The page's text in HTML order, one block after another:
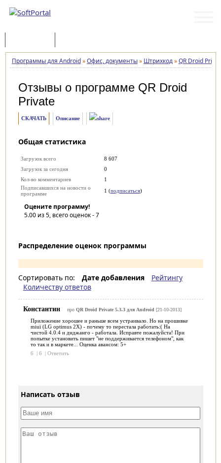
Программы для Android»Офис, документы» Штрихкод»QR Droid
Отзывы о программе QR Droid
Private
СКАЧАТЬ Описание
Общая статистика
Загрузок всего
8 607
Загрузок за сегодня
0
Кол-во комментариев
1
Подписавшихся на новости о
программе
1 (подписаться)
Оцените программу!
5.00из 5, всего оценок -7
Распределение оценок программы
Сортировать по: Дате добавления
Рейтингу
Количеству ответов
Константин про QR Droid Private 5.3.3 для Android [21-10-2013]
Приложение хорошее и раньше всем устраивало. Но на прошивке
miui (LG optimus 2X) - почему то перестала работать:( На
чистой 4.0.4 и диджанго - работала. Исправте пожалуйста! При
попытке установить пишет "не поддерживается телефоном", как
то так и в маркете... Оценка авансом: 5+
6
| 6 | Ответить
Написать отзыв